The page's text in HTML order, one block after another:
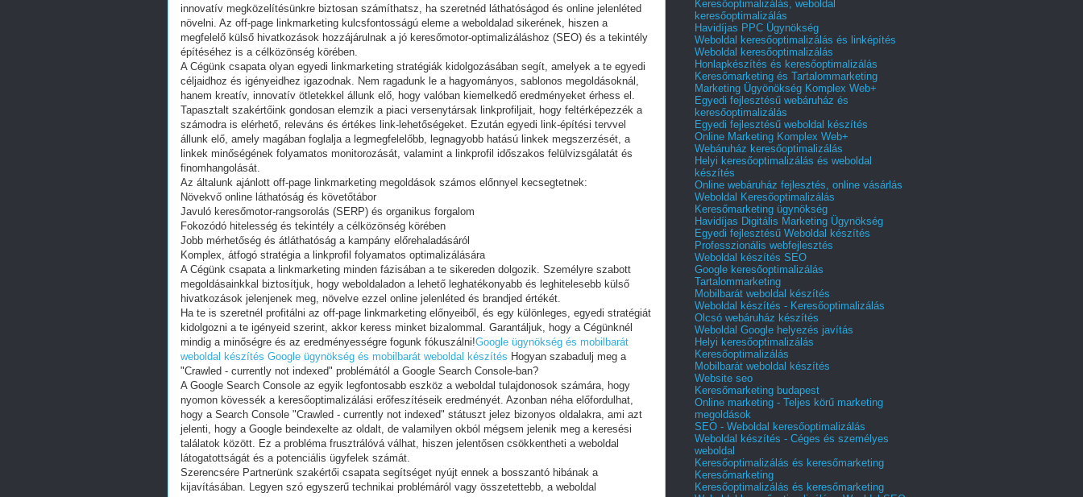
innovatív megközelítésünkre biztosan számíthatsz, ha szeretnéd láthatóságod és online jelenléted
növelni. Az off-page linkmarketing kulcsfontosságú eleme a weboldalad sikerének, hiszen a
megfelelő külső hivatkozások hozzájárulnak a jó keresőmotor-optimalizáláshoz (SEO) és a tekintély
építéséhez is a célközönség körében.
A Cégünk csapata olyan egyedi linkmarketing stratégiák kidolgozásában segít, amelyek a te egyedi
céljaidhoz és igényeidhez igazodnak. Nem ragadunk le a hagyományos, sablonos megoldásoknál,
hanem kreatív, innovatív ötletekkel állunk elő, hogy valóban kiemelkedő eredményeket érhess el.
Tapasztalt szakértőink gondosan elemzik a piaci versenytársak linkprofiljait, hogy feltérképezzék a
számodra is elérhető, releváns és értékes link-lehetőségeket. Ezután egyedi link-építési tervvel
állunk elő, amely magában foglalja a legmegfelelőbb, legnagyobb hatású linkek megszerzését, a
linkek minőségének folyamatos monitorozását, valamint a linkprofil időszakos felülvizsgálatát és
finomhangolását.
Az általunk ajánlott off-page linkmarketing megoldások számos előnnyel kecsegtetnek:
Növekvő online láthatóság és követőtábor
Javuló keresőmotor-rangsorolás (SERP) és organikus forgalom
Fokozódó hitelesség és tekintély a célközönség körében
Jobb mérhetőség és átláthatóság a kampány előrehaladásáról
Komplex, átfogó stratégia a linkprofil folyamatos optimalizálására
A Cégünk csapata a linkmarketing minden fázisában a te sikereden dolgozik. Személyre szabott
megoldásainkkal biztosítjuk, hogy weboldaladon a lehető leghatékonyabb és leghitelesebb külső
hivatkozások jelenjenek meg, növelve ezzel online jelenléted és brandjed értékét.
Ha te is szeretnél profitálni az off-page linkmarketing előnyeiből, és egy különleges, egyedi stratégiát
kidolgozni a te igényeid szerint, akkor keress minket bizalommal. Garantáljuk, hogy a Cégünknél
mindig a minőségre és az eredményességre fogunk fókuszálni!Google ügynökség és mobilbarát
weboldal készítés Google ügynökség és mobilbarát weboldal készítés Hogyan szabadulj meg a
"Crawled - currently not indexed" problémától a Google Search Console-ban?
A Google Search Console az egyik legfontosabb eszköz a weboldal tulajdonosok számára, hogy
nyomon kövessék a keresőoptimalizálási erőfeszítéseik eredményét. Azonban néha előfordulhat,
hogy a Search Console "Crawled - currently not indexed" státuszt jelez bizonyos oldalakra, ami azt
jelenti, hogy a Google beindexelte az oldalt, de valamilyen okból mégsem jelenik meg a keresési
találatok között. Ez a probléma frusztrálóvá válhat, hiszen jelentősen csökkentheti a weboldal
látogatottságát és a potenciális ügyfelek számát.
Szerencsére Partnerünk szakértői csapata segítséget nyújt ennek a bosszantó hibának a
kijavításában. Legyen szó egyszerű technikai problémáról vagy összetettebb, a weboldal
Keresőoptimalizálás, weboldal
keresőoptimalizálás
Havidíjas PPC Ügynökség
Weboldal keresőoptimalizálás és linképítés
Weboldal keresőoptimalizálás
Honlapkészítés és keresőoptimalizálás
Keresőmarketing és Tartalommarketing
Marketing Ügyönökség Komplex Web+
Egyedi fejlesztésű webáruház és
keresőoptimalizálás
Egyedi fejlesztésű weboldal készítés
Online Marketing Komplex Web+
Webáruház keresőoptimalizálás
Helyi keresőoptimalizálás és weboldal
készítés
Online webáruház fejlesztés, online vásárlás
Weboldal Keresőoptimalizálás
Keresőmarketing ügynökség
Havidíjas Digitális Marketing Ügynökség
Egyedi fejlesztésű Weboldal készítés
Professzionális webfejlesztés
Weboldal készítés SEO
Google keresőoptimalizálás
Tartalommarketing
Mobilbarát weboldal készítés
Weboldal készítés - Keresőoptimalizálás
Olcsó webáruház készítés
Weboldal Google helyezés javítás
Helyi keresőoptimalizálás
Keresőoptimalizálás
Mobilbarát weboldal készítés
Website seo
Keresőmarketing budapest
Online marketing - Teljes körű marketing
megoldások
SEO - Weboldal keresőoptimalizálás
Weboldal készítés - Céges és személyes
weboldal
Keresőoptimalizálás és keresőmarketing
Keresőmarketing
Keresőoptimalizálás és keresőmarketing